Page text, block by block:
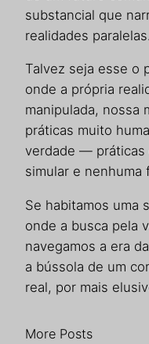
substancial que
realidades paralelas.
Talvez seja esse o
onde a própria
manipulada, nossa
práticas muito
verdade — práticas
simular e nenhuma
Se habitamos uma
onde a busca pela
navegamos a era
a bússola de um
real, por mais
More Posts